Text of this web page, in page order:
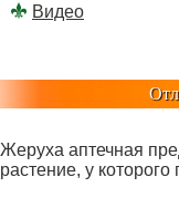
Видео
Жеруха аптечная
растение, у